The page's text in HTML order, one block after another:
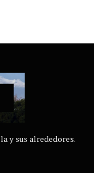
y sus alrededores.